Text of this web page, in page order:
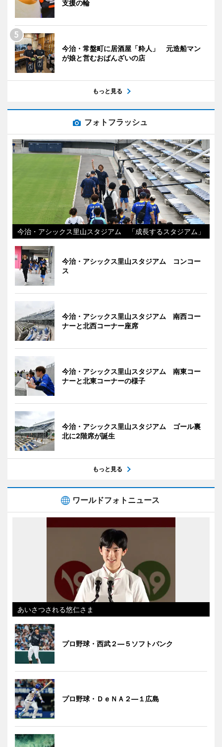
支援の輪
今治・常盤町に居酒屋「粋人」 元造船マン
が娘と営むおばんざいの店
もっと見る
フォトフラッシュ
今治・アシックス里山スタジアム 「成長するスタジアム」
今治・アシックス里山スタジアム コンコー
ス
今治・アシックス里山スタジアム 南西コー
ナーと北西コーナー座席
今治・アシックス里山スタジアム 南東コー
ナーと北東コーナーの様子
今治・アシックス里山スタジアム ゴール裏
北に2階席が誕生
もっと見る
ワールドフォトニュース
あいさつされる悠仁さま
プロ野球・西武２―５ソフトバンク
プロ野球・ＤｅＮＡ２―１広島